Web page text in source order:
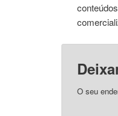
O seu